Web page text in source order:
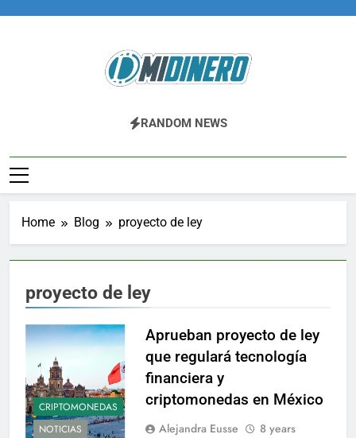
Midinero.co
Fintech, Criptomonedas
RANDOM NEWS
Home Blog proyecto de ley
proyecto de ley
CRIPTOMONEDAS
NOTICIAS
Aprueban proyecto de ley
que regulará tecnología
financiera y
criptomonedas en México
Alejandra Eusse
8 years